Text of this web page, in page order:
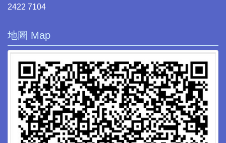
2422 7104
地圖 Map